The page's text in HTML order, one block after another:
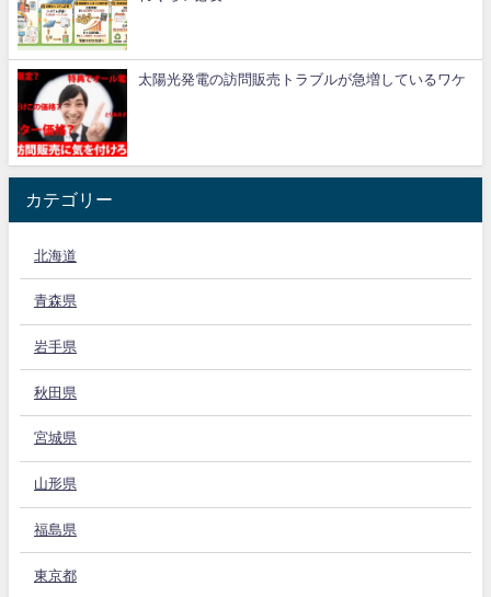
太陽光発電の訪問販売トラブルが急増しているワケ
カテゴリー
北海道
青森県
岩手県
秋田県
宮城県
山形県
福島県
東京都